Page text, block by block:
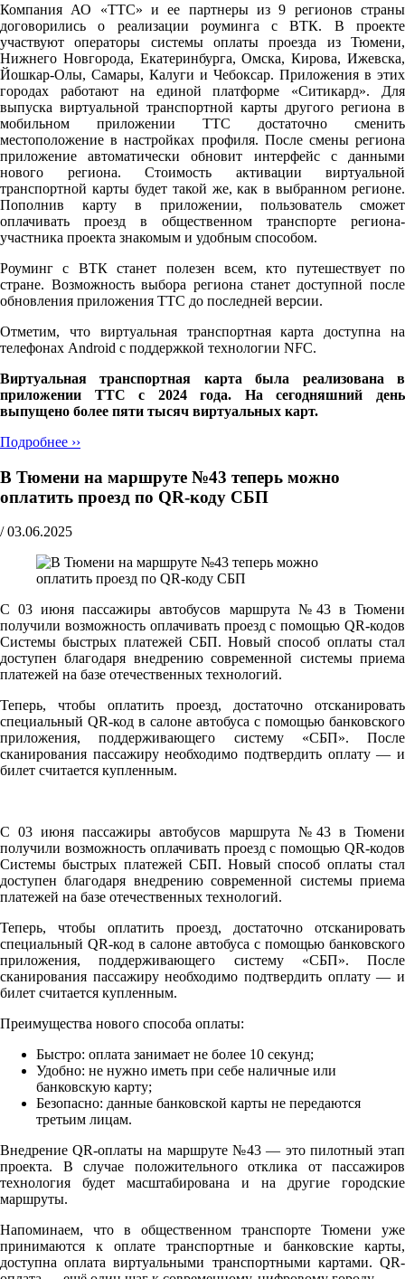
Компания АО «ТТС» и ее партнеры из 9 регионов страны
договорились о реализации роуминга с ВТК. В проекте
участвуют операторы системы оплаты проезда из Тюмени,
Нижнего Новгорода, Екатеринбурга, Омска, Кирова, Ижевска,
Йошкар-Олы, Самары, Калуги и Чебоксар. Приложения в этих
городах работают на единой платформе «Ситикард». Для
выпуска виртуальной транспортной карты другого региона в
мобильном приложении ТТС достаточно сменить
местоположение в настройках профиля. После смены региона
приложение автоматически обновит интерфейс с данными
нового региона. Стоимость активации виртуальной
транспортной карты будет такой же, как в выбранном регионе.
Пополнив карту в приложении, пользователь сможет
оплачивать проезд в общественном транспорте региона-
участника проекта знакомым и удобным способом.
Роуминг с ВТК станет полезен всем, кто путешествует по
стране. Возможность выбора региона станет доступной после
обновления приложения ТТС до последней версии.
Отметим, что виртуальная транспортная карта доступна на
телефонах Android с поддержкой технологии NFC.
Виртуальная транспортная карта была реализована в
приложении ТТС с 2024 года. На сегодняшний день
выпущено более пяти тысяч виртуальных карт.
Подробнее ››
В Тюмени на маршруте №43 теперь можно
оплатить проезд по QR-коду СБП
/ 03.06.2025
С 03 июня пассажиры автобусов маршрута №43 в Тюмени
получили возможность оплачивать проезд с помощью QR-кодов
Системы быстрых платежей СБП. Новый способ оплаты стал
доступен благодаря внедрению современной системы приема
платежей на базе отечественных технологий.
Теперь, чтобы оплатить проезд, достаточно отсканировать
специальный QR-код в салоне автобуса с помощью банковского
приложения, поддерживающего систему «СБП». После
сканирования пассажиру необходимо подтвердить оплату — и
билет считается купленным.
С 03 июня пассажиры автобусов маршрута №43 в Тюмени
получили возможность оплачивать проезд с помощью QR-кодов
Системы быстрых платежей СБП. Новый способ оплаты стал
доступен благодаря внедрению современной системы приема
платежей на базе отечественных технологий.
Теперь, чтобы оплатить проезд, достаточно отсканировать
специальный QR-код в салоне автобуса с помощью банковского
приложения, поддерживающего систему «СБП». После
сканирования пассажиру необходимо подтвердить оплату — и
билет считается купленным.
Преимущества нового способа оплаты:
Быстро: оплата занимает не более 10 секунд;
Удобно: не нужно иметь при себе наличные или
банковскую карту;
Безопасно: данные банковской карты не передаются
третьим лицам.
Внедрение QR-оплаты на маршруте №43 — это пилотный этап
проекта. В случае положительного отклика от пассажиров
технология будет масштабирована и на другие городские
маршруты.
Напоминаем, что в общественном транспорте Тюмени уже
принимаются к оплате транспортные и банковские карты,
доступна оплата виртуальными транспортными картами. QR-